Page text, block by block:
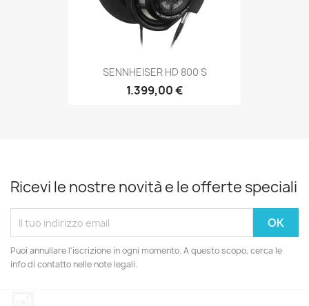
SENNHEISER HD 800 S
1.399,00 €
Ricevi le nostre novità e le offerte speciali
Puoi annullare l'iscrizione in ogni momento. A questo scopo, cerca le
info di contatto nelle note legali.